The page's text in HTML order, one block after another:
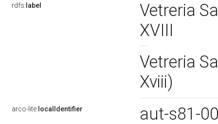
rdfs: label
Vetreria
XVIII
Vetreria
Xviii)
arco-lite: localIdentifier aut-s81-